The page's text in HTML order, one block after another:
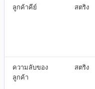
ลูกค้าคีย์ สตริง
ความลับของ
ลูกค้า
สตริง